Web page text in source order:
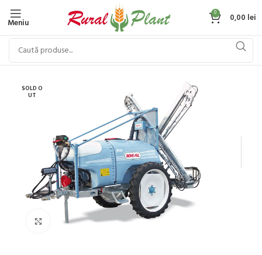
Meniu
0 0,00 lei
SOLD O
UT
Click to enlarge